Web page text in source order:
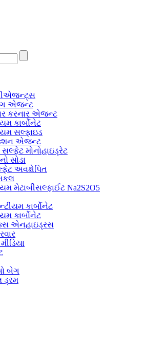
એજન્ટ
કરનાર એજન્ટ
કાર્બોનેટ
સલ્ફાઇડ
એજન્ટ
મોનોહાઇડ્રેટ
સોડા
અવક્ષેપિત
મેટાબીસલ્ફાઈટ Na2S2O5
કાર્બોનેટ
કાર્બોનેટ
એનહાઇડ્રસ
બેગ
ડ્રમ